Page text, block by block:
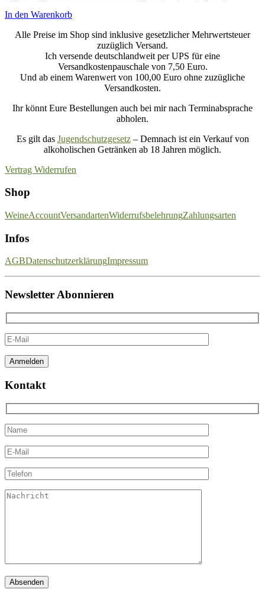
In den Warenkorb
Alle Preise im Shop sind inklusive gesetzlicher Mehrwertsteuer
zuzüglich Versand.
Ich versende deutschlandweit per UPS für eine
Versandkostenpauschale von 7,50 Euro.
Und ab einem Warenwert von 100,00 Euro ohne zuzügliche
Versandkosten.
Ihr könnt Eure Bestellungen auch bei mir nach Terminabsprache
abholen.
Es gilt das Jugendschutzgesetz– Demnach ist ein Verkauf von
alkoholischen Getränken ab 18 Jahren möglich.
Vertrag Widerrufen
Shop
WeineAccountVersandartenWiderrufsbelehrungZahlungsarten
Infos
AGBDatenschutzerklärungImpressum
Newsletter Abonnieren
Kontakt